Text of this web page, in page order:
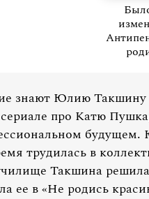
знают Юлию
про Катю
трудилась в
Такшина решила
ее в «Не родись